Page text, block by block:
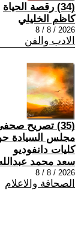
(34) رقصة الحياة
كاظم الخليلي
2026 / 8 / 8
الادب والفن
(35) تصريح
مجلس السيادة
كليات دانفوديو
سعد محمد
2026 / 8 / 8
الصحافة والاعلام